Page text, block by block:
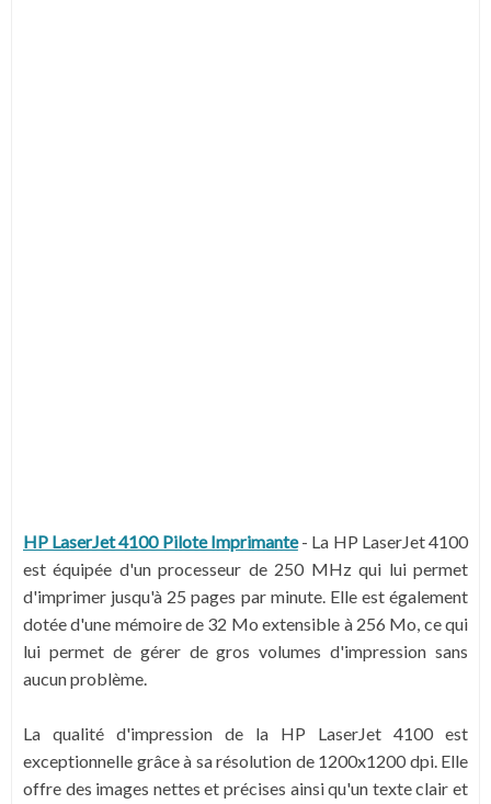
HP LaserJet 4100 Pilote Imprimante - La HP LaserJet 4100
est équipée d'un processeur de 250 MHz qui lui permet
d'imprimer jusqu'à 25 pages par minute. Elle est également
dotée d'une mémoire de 32 Mo extensible à 256 Mo, ce qui
lui permet de gérer de gros volumes d'impression sans
aucun problème.
La qualité d'impression de la HP LaserJet 4100 est
exceptionnelle grâce à sa résolution de 1200x1200 dpi. Elle
offre des images nettes et précises ainsi qu'un texte clair et